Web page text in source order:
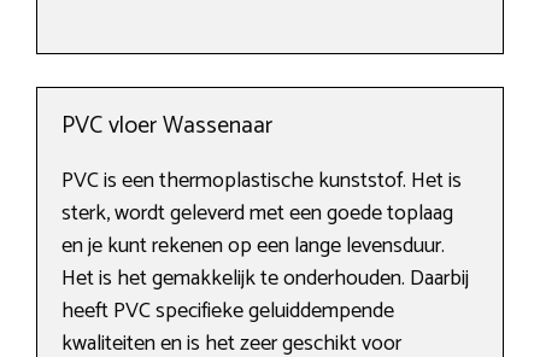
PVC vloer Wassenaar
PVC is een thermoplastische kunststof. Het is
sterk, wordt geleverd met een goede toplaag
en je kunt rekenen op een lange levensduur.
Het is het gemakkelijk te onderhouden. Daarbij
heeft PVC specifieke geluiddempende
kwaliteiten en is het zeer geschikt voor